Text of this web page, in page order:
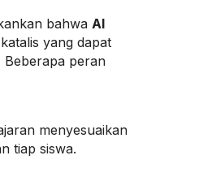
bahwa AI
yang dapat
Beberapa peran
menyesuaikan
tiap siswa.